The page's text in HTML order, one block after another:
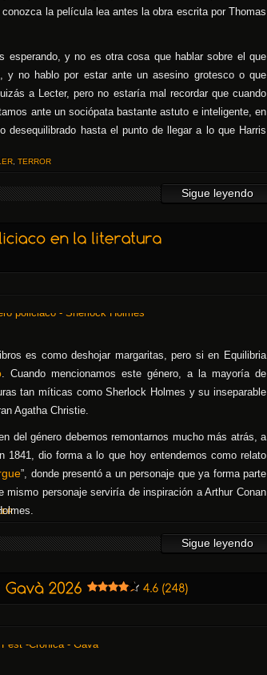
la película lea antes la obra escrita por Thomas
esperando, y no es otra cosa que hablar sobre el que
no hablo por estar ante un asesino grotesco o que
a Lecter, pero no estaría mal recordar que cuando
ante un sociópata bastante astuto e inteligente, en
desequilibrado hasta el punto de llegar a lo que Harris
Sigue leyendo
TERROR
es como deshojar margaritas, pero si en Equilibria
. Cuando mencionamos este género, a la mayoría de
tan míticas como Sherlock Holmes y su inseparable
Agatha Christie.
del género debemos remontarnos mucho más atrás, a
1841, dio forma a lo que hoy entendemos como relato
”, donde presentó a un personaje que ya forma parte
personaje serviría de inspiración a Arthur Conan
Sigue leyendo